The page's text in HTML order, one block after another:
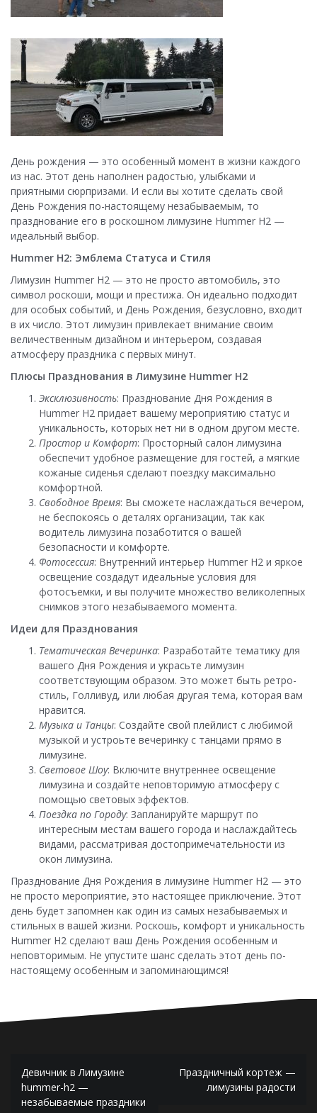
День рождения — это особенный момент в жизни каждого
из нас. Этот день наполнен радостью, улыбками и
приятными сюрпризами. И если вы хотите сделать свой
День Рождения по-настоящему незабываемым, то
празднование его в роскошном лимузине Hummer H2 —
идеальный выбор.
Hummer H2: Эмблема Статуса и Стиля
Лимузин Hummer H2 — это не просто автомобиль, это
символ роскоши, мощи и престижа. Он идеально подходит
для особых событий, и День Рождения, безусловно, входит
в их число. Этот лимузин привлекает внимание своим
величественным дизайном и интерьером, создавая
атмосферу праздника с первых минут.
Плюсы Празднования в Лимузине Hummer H2
Эксклюзивность: Празднование Дня Рождения в
Hummer H2 придает вашему мероприятию статус и
уникальность, которых нет ни в одном другом месте.
Простор и Комфорт: Просторный салон лимузина
обеспечит удобное размещение для гостей, а мягкие
кожаные сиденья сделают поездку максимально
комфортной.
Свободное Время: Вы сможете наслаждаться вечером,
не беспокоясь о деталях организации, так как
водитель лимузина позаботится о вашей
безопасности и комфорте.
Фотосессия: Внутренний интерьер Hummer H2 и яркое
освещение создадут идеальные условия для
фотосъемки, и вы получите множество великолепных
снимков этого незабываемого момента.
Идеи для Празднования
Тематическая Вечеринка: Разработайте тематику для
вашего Дня Рождения и украсьте лимузин
соответствующим образом. Это может быть ретро-
стиль, Голливуд, или любая другая тема, которая вам
нравится.
Музыка и Танцы: Создайте свой плейлист с любимой
музыкой и устроьте вечеринку с танцами прямо в
лимузине.
Световое Шоу: Включите внутреннее освещение
лимузина и создайте неповторимую атмосферу с
помощью световых эффектов.
Поездка по Городу: Запланируйте маршрут по
интересным местам вашего города и наслаждайтесь
видами, рассматривая достопримечательности из
окон лимузина.
Празднование Дня Рождения в лимузине Hummer H2 — это
не просто мероприятие, это настоящее приключение. Этот
день будет запомнен как один из самых незабываемых и
стильных в вашей жизни. Роскошь, комфорт и уникальность
Hummer H2 сделают ваш День Рождения особенным и
неповторимым. Не упустите шанс сделать этот день по-
настоящему особенным и запоминающимся!
Навигация
по
Девичник в Лимузине
hummer-h2 —
незабываемые праздники
Праздничный кортеж —
лимузины радости